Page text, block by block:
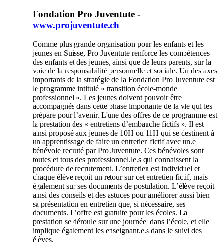
Fondation Pro Juventute -
www.projuventute.ch
Comme plus grande organisation pour les enfants et les
jeunes en Suisse, Pro Juventute renforce les compétences
des enfants et des jeunes, ainsi que de leurs parents, sur la
voie de la responsabilité personnelle et sociale. Un des axes
importants de la stratégie de la Fondation Pro Juventute est
le programme intitulé « transition école-monde
professionnel ». Les jeunes doivent pouvoir être
accompagnés dans cette phase importante de la vie qui les
prépare pour l’avenir. L'une des offres de ce programme est
la prestation des « entretiens d’embauche fictifs ». Il est
ainsi proposé aux jeunes de 10H ou 11H qui se destinent à
un apprentissage de faire un entretien fictif avec un.e
bénévole recruté par Pro Juventute. Ces bénévoles sont
toutes et tous des professionnel.le.s qui connaissent la
procédure de recrutement. L’entretien est individuel et
chaque élève reçoit un retour sur cet entretien fictif, mais
également sur ses documents de postulation. L’élève reçoit
ainsi des conseils et des astuces pour améliorer aussi bien
sa présentation en entretien que, si nécessaire, ses
documents. L’offre est gratuite pour les écoles. La
prestation se déroule sur une journée, dans l’école, et elle
implique également les enseignant.e.s dans le suivi des
élèves.